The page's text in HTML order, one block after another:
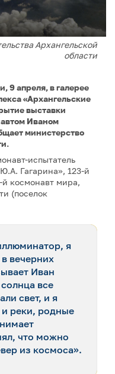
Архангельской
области
9 апреля, в галерее
«Архангельские
выставки
Иваном
министерство
испытатель
Гагарина», 123-й
космонавт мира,
(поселок
я
вечерних
Иван
все
свет, и я
реки, родные
что можно
из космоса».